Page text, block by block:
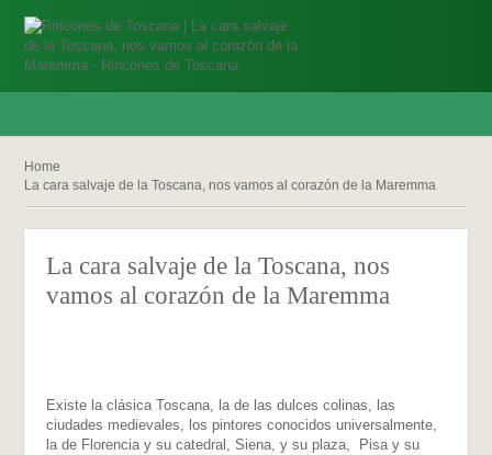
Home
La cara salvaje de la Toscana, nos vamos al corazón de la Maremma
La cara salvaje de la Toscana, nos
vamos al corazón de la Maremma
Existe la clásica Toscana, la de las dulces colinas, las
ciudades medievales, los pintores conocidos universalmente,
la de Florencia y su catedral, Siena, y su plaza, Pisa y su